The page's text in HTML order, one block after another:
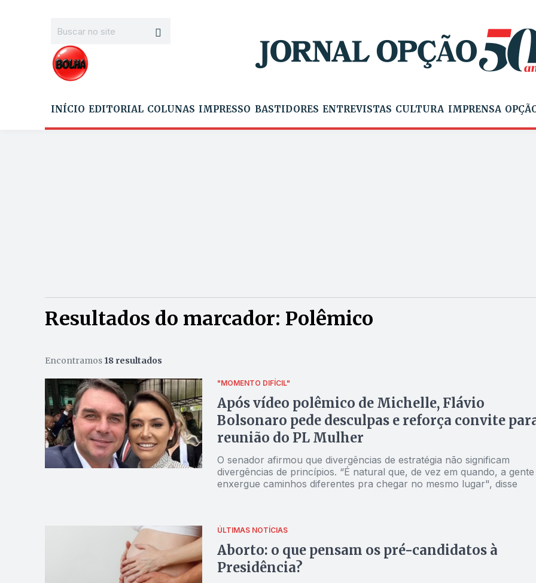
INÍCIO EDITORIAL COLUNAS IMPRESSO BASTIDORES ENTREVISTAS CULTURA IMPRENSA
Resultados do marcador: Polêmico
Encontramos 18 resultados
"MOMENTO DIFÍCIL"
Após vídeo polêmico de Michelle, Flávio
Bolsonaro pede desculpas e reforça convite
reunião do PL Mulher
O senador afirmou que divergências de estratégia não significam
divergências de princípios. “É natural que, de vez em quando, a gente
enxergue caminhos diferentes pra chegar no mesmo lugar", disse
ÚLTIMAS NOTÍCIAS
Aborto: o que pensam os pré-candidatos à
Presidência?